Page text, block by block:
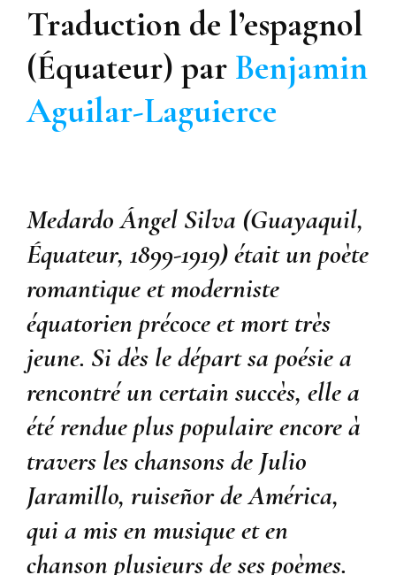
Traduction de l’espagnol
(Équateur) par Benjamin
Aguilar-Laguierce
Medardo Ángel Silva (Guayaquil,
Équateur, 1899-1919) était un poète
romantique et moderniste
équatorien précoce et mort très
jeune. Si dès le départ sa poésie a
rencontré un certain succès, elle a
été rendue plus populaire encore à
travers les chansons de Julio
Jaramillo, ruiseñor de América,
qui a mis en musique et en
chanson plusieurs de ses poèmes.